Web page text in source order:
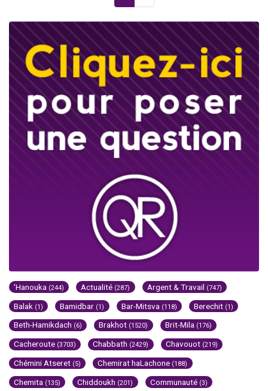
'Hanouka (244) Actualité (287) Argent & Travail (747)
Balak (1) Bamidbar (1) Bar-Mitsva (118) Berechit (1)
Beth-Hamikdach (6) Brakhot (1520) Brit-Mila (176)
Cacheroute (3703) Chabbath (2429) Chavouot (219)
Chémini Atseret (5) Chemirat haLachone (188)
Chemita (135) Chiddoukh (201) Communauté (3)